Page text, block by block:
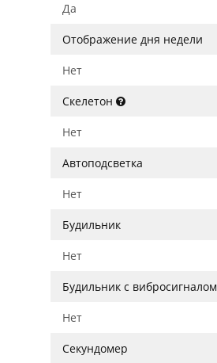
Да
Отображение дня недели
Нет
Скелетон
Нет
Автоподсветка
Нет
Будильник
Нет
Будильник с вибросигналом
Нет
Секундомер